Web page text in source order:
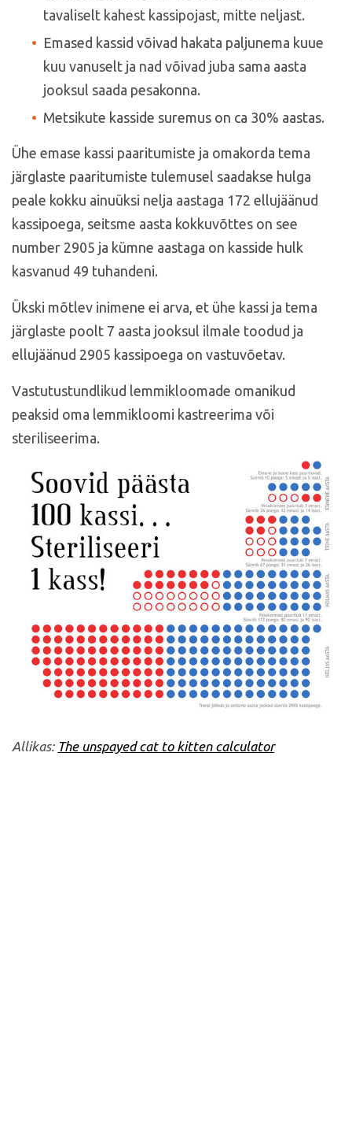
tavaliselt kahest kassipojast, mitte neljast.
Emased kassid võivad hakata paljunema kuue
kuu vanuselt ja nad võivad juba sama aasta
jooksul saada pesakonna.
Metsikute kasside suremus on ca 30% aastas.
Ühe emase kassi paaritumiste ja omakorda tema
järglaste paaritumiste tulemusel saadakse hulga
peale kokku ainuüksi nelja aastaga 172 ellujäänud
kassipoega, seitsme aasta kokkuvõttes on see
number 2905 ja kümne aastaga on kasside hulk
kasvanud 49 tuhandeni.
Ükski mõtlev inimene ei arva, et ühe kassi ja tema
järglaste poolt 7 aasta jooksul ilmale toodud ja
ellujäänud 2905 kassipoega on vastuvõetav.
Vastutustundlikud lemmikloomade omanikud
peaksid oma lemmikloomi kastreerima või
steriliseerima.
Allikas: The unspayed cat to kitten calculator